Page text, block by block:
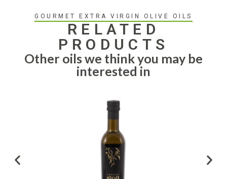
GOURMET EXTRA VIRGIN OLIVE OILS
RELATED
PRODUCTS
Other oils we think you may be
interested in